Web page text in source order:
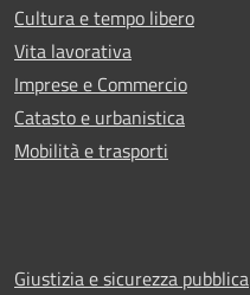
Cultura e tempo libero
Vita lavorativa
Imprese e Commercio
Catasto e urbanistica
Mobilità e trasporti
Giustizia e sicurezza pubblica